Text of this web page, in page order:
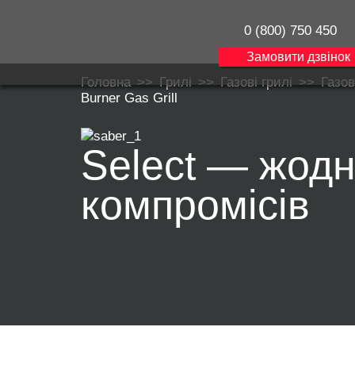
0 (800) 750 450
Замовити дзвінок
Головна>>Грилі>>Газові грилі>>
Burner Gas Grill
Select —
компромісів